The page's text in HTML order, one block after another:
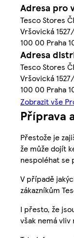
Adresa pro
Tesco Stores
Vršovická
100 00 Praha
Adresa
Tesco Stores
Vršovická
100 00 Praha
Zobrazit vše
Příprava
Přestože je
že může dojít
nespoléhat se
V případě
zákazníkům
I přesto, že
však nemá vliv